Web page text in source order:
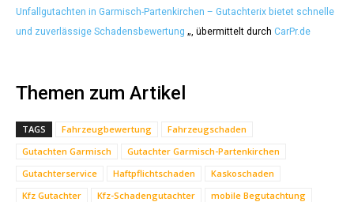
Unfallgutachten in Garmisch-Partenkirchen – Gutachterix bietet schnelle
und zuverlässige Schadensbewertung „, übermittelt durch CarPr.de
Themen zum Artikel
TAGS Fahrzeugbewertung
Fahrzeugschaden
Gutachten Garmisch
Gutachter Garmisch-Partenkirchen
Gutachterservice
Haftpflichtschaden
Kaskoschaden
Kfz Gutachter
Kfz-Schadengutachter
mobile Begutachtung